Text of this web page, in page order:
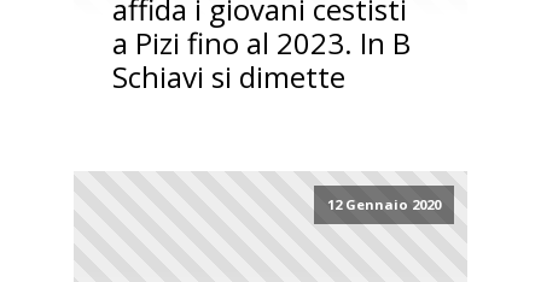
affida i giovani cestisti
a Pizi fino al 2023. In B
Schiavi si dimette
12 Gennaio 2020